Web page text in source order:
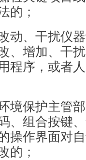
的；
动、干扰仪
、增加、干
程序，或者
境保护主管
、组合按键
操作界面对
的；